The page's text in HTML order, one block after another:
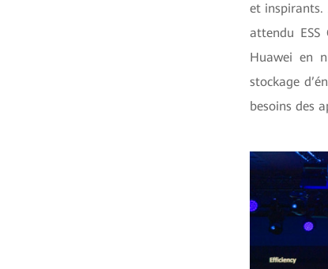
et inspirants.
attendu ESS
Huawei en
stockage
besoins des